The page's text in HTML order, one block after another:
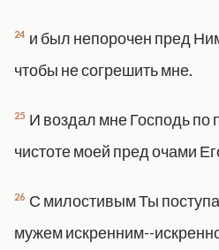
24 и был непорочен пред
чтобы не согрешить мне.
25 И воздал мне Господь по
чистоте моей пред очами
26 С милостивым Ты
мужем искренним--